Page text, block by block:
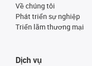
Về chúng tôi
Phát triển sự nghiệp
Triển lãm thương mại
Dịch vụ